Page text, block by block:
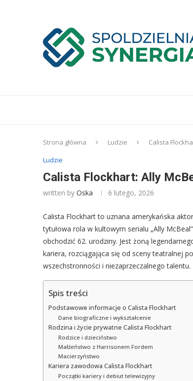
Strona główna Ludzie
Calista
Ludzie
Calista Flockhart: Ally
written by Oska 6 lutego, 2026
Calista Flockhart to uznana amerykańska
tytułowa rola w kultowym serialu „Ally
obchodzić 62. urodziny. Jest żoną
kariera, rozciągająca się od sceny teatralnej
wszechstronności i niezaprzeczalnego talentu.
Spis treści
Podstawowe informacje o Calista Flockhart
Dane biograficzne i wykształcenie
Rodzina i życie prywatne Calista Flockhart
Rodzice i dzieciństwo
Małżeństwo z Harrisonem Fordem
Macierzyństwo
Kariera zawodowa Calista Flockhart
Początki kariery i debiut telewizyjny